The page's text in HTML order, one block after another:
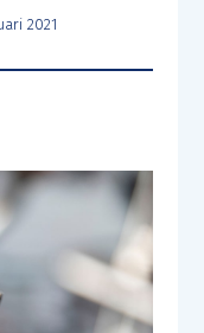
2021